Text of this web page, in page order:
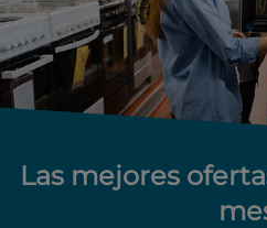
Las mejores